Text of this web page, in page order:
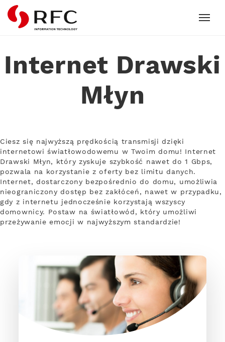
RFC
Internet Drawski
Młyn
Ciesz się najwyższą prędkością transmisji dzięki
internetowi światłowodowemu w Twoim domu! Internet
Drawski Młyn, który zyskuje szybkość nawet do 1 Gbps,
pozwala na korzystanie z oferty bez limitu danych.
Internet, dostarczony bezpośrednio do domu, umożliwia
nieograniczony dostęp bez zakłóceń, nawet w przypadku,
gdy z internetu jednocześnie korzystają wszyscy
domownicy. Postaw na światłowód, który umożliwi
przeżywanie emocji w najwyższym standardzie!